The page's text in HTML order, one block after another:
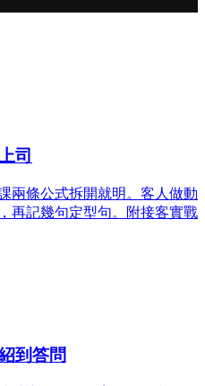
司
條公式拆開就明。客人做動
再記幾句定型句。附接客實戰
到答問